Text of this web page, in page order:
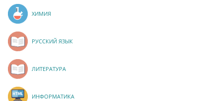
ХИМИЯ
РУССКИЙ ЯЗЫК
ЛИТЕРАТУРА
ИНФОРМАТИКА